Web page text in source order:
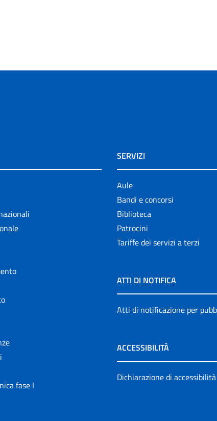
fase I
SERVIZI
Aule
Bandi e concorsi
Biblioteca
Patrocini
Tariffe dei servizi a terzi
ATTI DI NOTIFICA
Atti di notificazione per
ACCESSIBILITÀ
Dichiarazione di accessibilità